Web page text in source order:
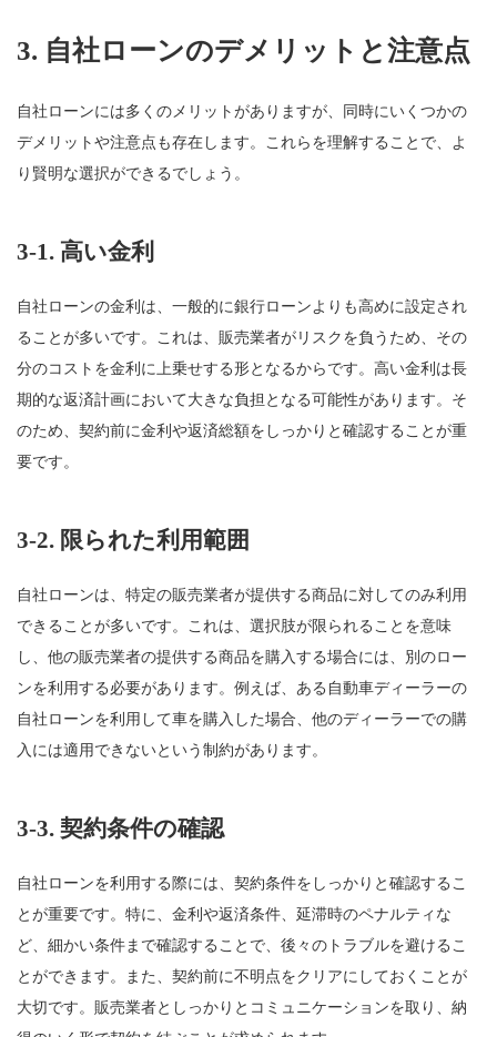
3. 自社ローンのデメリットと注意点
自社ローンには多くのメリットがありますが、同時にいくつかの
デメリットや注意点も存在します。これらを理解することで、よ
り賢明な選択ができるでしょう。
3-1. 高い金利
自社ローンの金利は、一般的に銀行ローンよりも高めに設定され
ることが多いです。これは、販売業者がリスクを負うため、その
分のコストを金利に上乗せする形となるからです。高い金利は長
期的な返済計画において大きな負担となる可能性があります。そ
のため、契約前に金利や返済総額をしっかりと確認することが重
要です。
3-2. 限られた利用範囲
自社ローンは、特定の販売業者が提供する商品に対してのみ利用
できることが多いです。これは、選択肢が限られることを意味
し、他の販売業者の提供する商品を購入する場合には、別のロー
ンを利用する必要があります。例えば、ある自動車ディーラーの
自社ローンを利用して車を購入した場合、他のディーラーでの購
入には適用できないという制約があります。
3-3. 契約条件の確認
自社ローンを利用する際には、契約条件をしっかりと確認するこ
とが重要です。特に、金利や返済条件、延滞時のペナルティな
ど、細かい条件まで確認することで、後々のトラブルを避けるこ
とができます。また、契約前に不明点をクリアにしておくことが
大切です。販売業者としっかりとコミュニケーションを取り、納